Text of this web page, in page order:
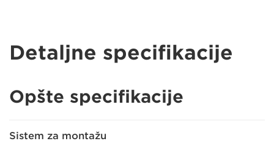
Detaljne specifikacije
Opšte specifikacije
Sistem za montažu